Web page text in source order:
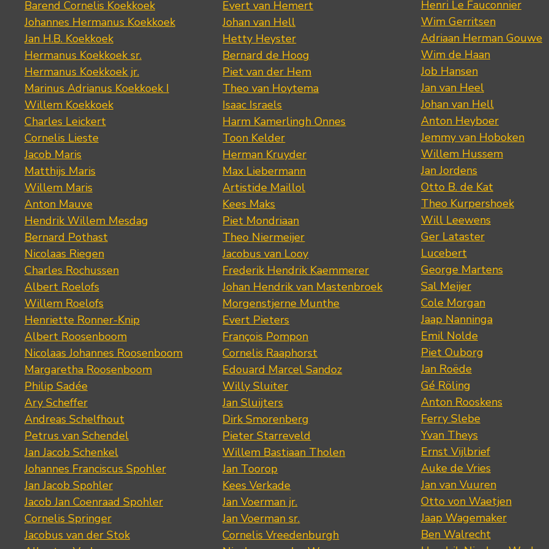
Barend Cornelis Koekkoek
Johannes Hermanus Koekkoek
Jan H.B. Koekkoek
Hermanus Koekkoek sr.
Hermanus Koekkoek jr.
Marinus Adrianus Koekkoek I
Willem Koekkoek
Charles Leickert
Cornelis Lieste
Jacob Maris
Matthijs Maris
Willem Maris
Anton Mauve
Hendrik Willem Mesdag
Bernard Pothast
Nicolaas Riegen
Charles Rochussen
Albert Roelofs
Willem Roelofs
Henriette Ronner-Knip
Albert Roosenboom
Nicolaas Johannes Roosenboom
Margaretha Roosenboom
Philip Sadée
Ary Scheffer
Andreas Schelfhout
Petrus van Schendel
Jan Jacob Schenkel
Johannes Franciscus Spohler
Jan Jacob Spohler
Jacob Jan Coenraad Spohler
Cornelis Springer
Jacobus van der Stok
Evert van Hemert
Johan van Hell
Hetty Heyster
Bernard de Hoog
Piet van der Hem
Theo van Hoytema
Isaac Israels
Harm Kamerlingh Onnes
Toon Kelder
Herman Kruyder
Max Liebermann
Artistide Maillol
Kees Maks
Piet Mondriaan
Theo Niermeijer
Jacobus van Looy
Frederik Hendrik Kaemmerer
Johan Hendrik van Mastenbroek
Morgenstjerne Munthe
Evert Pieters
François Pompon
Cornelis Raaphorst
Edouard Marcel Sandoz
Willy Sluiter
Jan Sluijters
Dirk Smorenberg
Pieter Starreveld
Willem Bastiaan Tholen
Jan Toorop
Kees Verkade
Jan Voerman jr.
Jan Voerman sr.
Cornelis Vreedenburgh
Henri Le Fauconnier
Wim Gerritsen
Adriaan Herman Gouwe
Wim de Haan
Job Hansen
Jan van Heel
Johan van Hell
Anton Heyboer
Jemmy van Hoboken
Willem Hussem
Jan Jordens
Otto B. de Kat
Theo Kurpershoek
Will Leewens
Ger Lataster
Lucebert
George Martens
Sal Meijer
Cole Morgan
Jaap Nanninga
Emil Nolde
Piet Ouborg
Jan Roëde
Gé Röling
Anton Rooskens
Ferry Slebe
Yvan Theys
Ernst Vijlbrief
Auke de Vries
Jan van Vuuren
Otto von Waetjen
Jaap Wagemaker
Ben Walrecht